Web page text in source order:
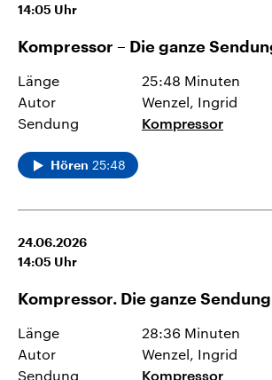
14:05 Uhr
Kompressor – Die ganze
Länge
25:48 Minuten
Autor
Wenzel, Ingrid
Sendung
Kompressor
Hören 25:48
24.06.2026
14:05 Uhr
Kompressor. Die ganze Sendung
Länge
28:36 Minuten
Autor
Wenzel, Ingrid
Sendung
Kompressor